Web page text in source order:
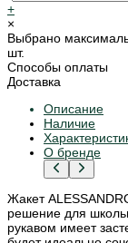
+
×
Выбрано
шт.
Способы оплаты
Доставка
Описание
Наличие
О бренде
Жакет
решение для
рукавом имеет